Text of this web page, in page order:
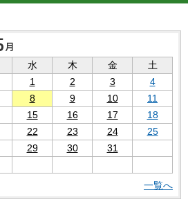
水 木 金
土
1
2 3
4
8 9 10
11
15 16 17
18
22 23 24
25
29 30 31
一覧へ